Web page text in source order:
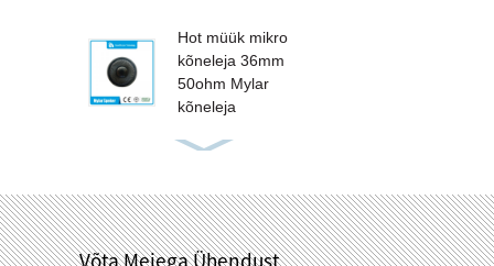
Hot müük mikro
kõneleja 36mm
50ohm Mylar
kõneleja